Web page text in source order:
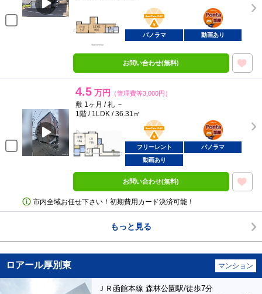
BunChinPAY
ポンタ
部屋
パノラマ 動画あり
お問い合わせ(無料)
4.5 万円 （管理費等3,000円）
敷 1ヶ月 / 礼 －
1階 / 1LDK / 36.31㎡
BunChinPAY
ポンタ
部屋
フリーレント
パノラマ
動画あり
お問い合わせ(無料)
市内全域お任せ下さい！初期費用カード決済可能！
もっと見る
ロアール厚別東 マンション
ＪＲ函館本線 森林公園駅/徒歩7分